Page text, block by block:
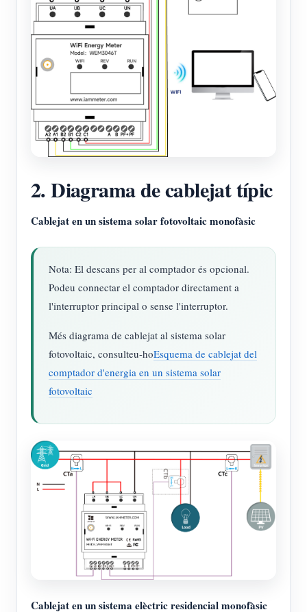
2. Diagrama de cablejat típic
Cablejat en un sistema solar fotovoltaic monofàsic
Nota: El descans per al comptador és opcional.
Podeu connectar el comptador directament a
l'interruptor principal o sense l'interruptor.
Més diagrama de cablejat al sistema solar
fotovoltaic, consulteu-hoEsquema de cablejat del
comptador d'energia en un sistema solar
fotovoltaic
Cablejat en un sistema elèctric residencial monofàsic